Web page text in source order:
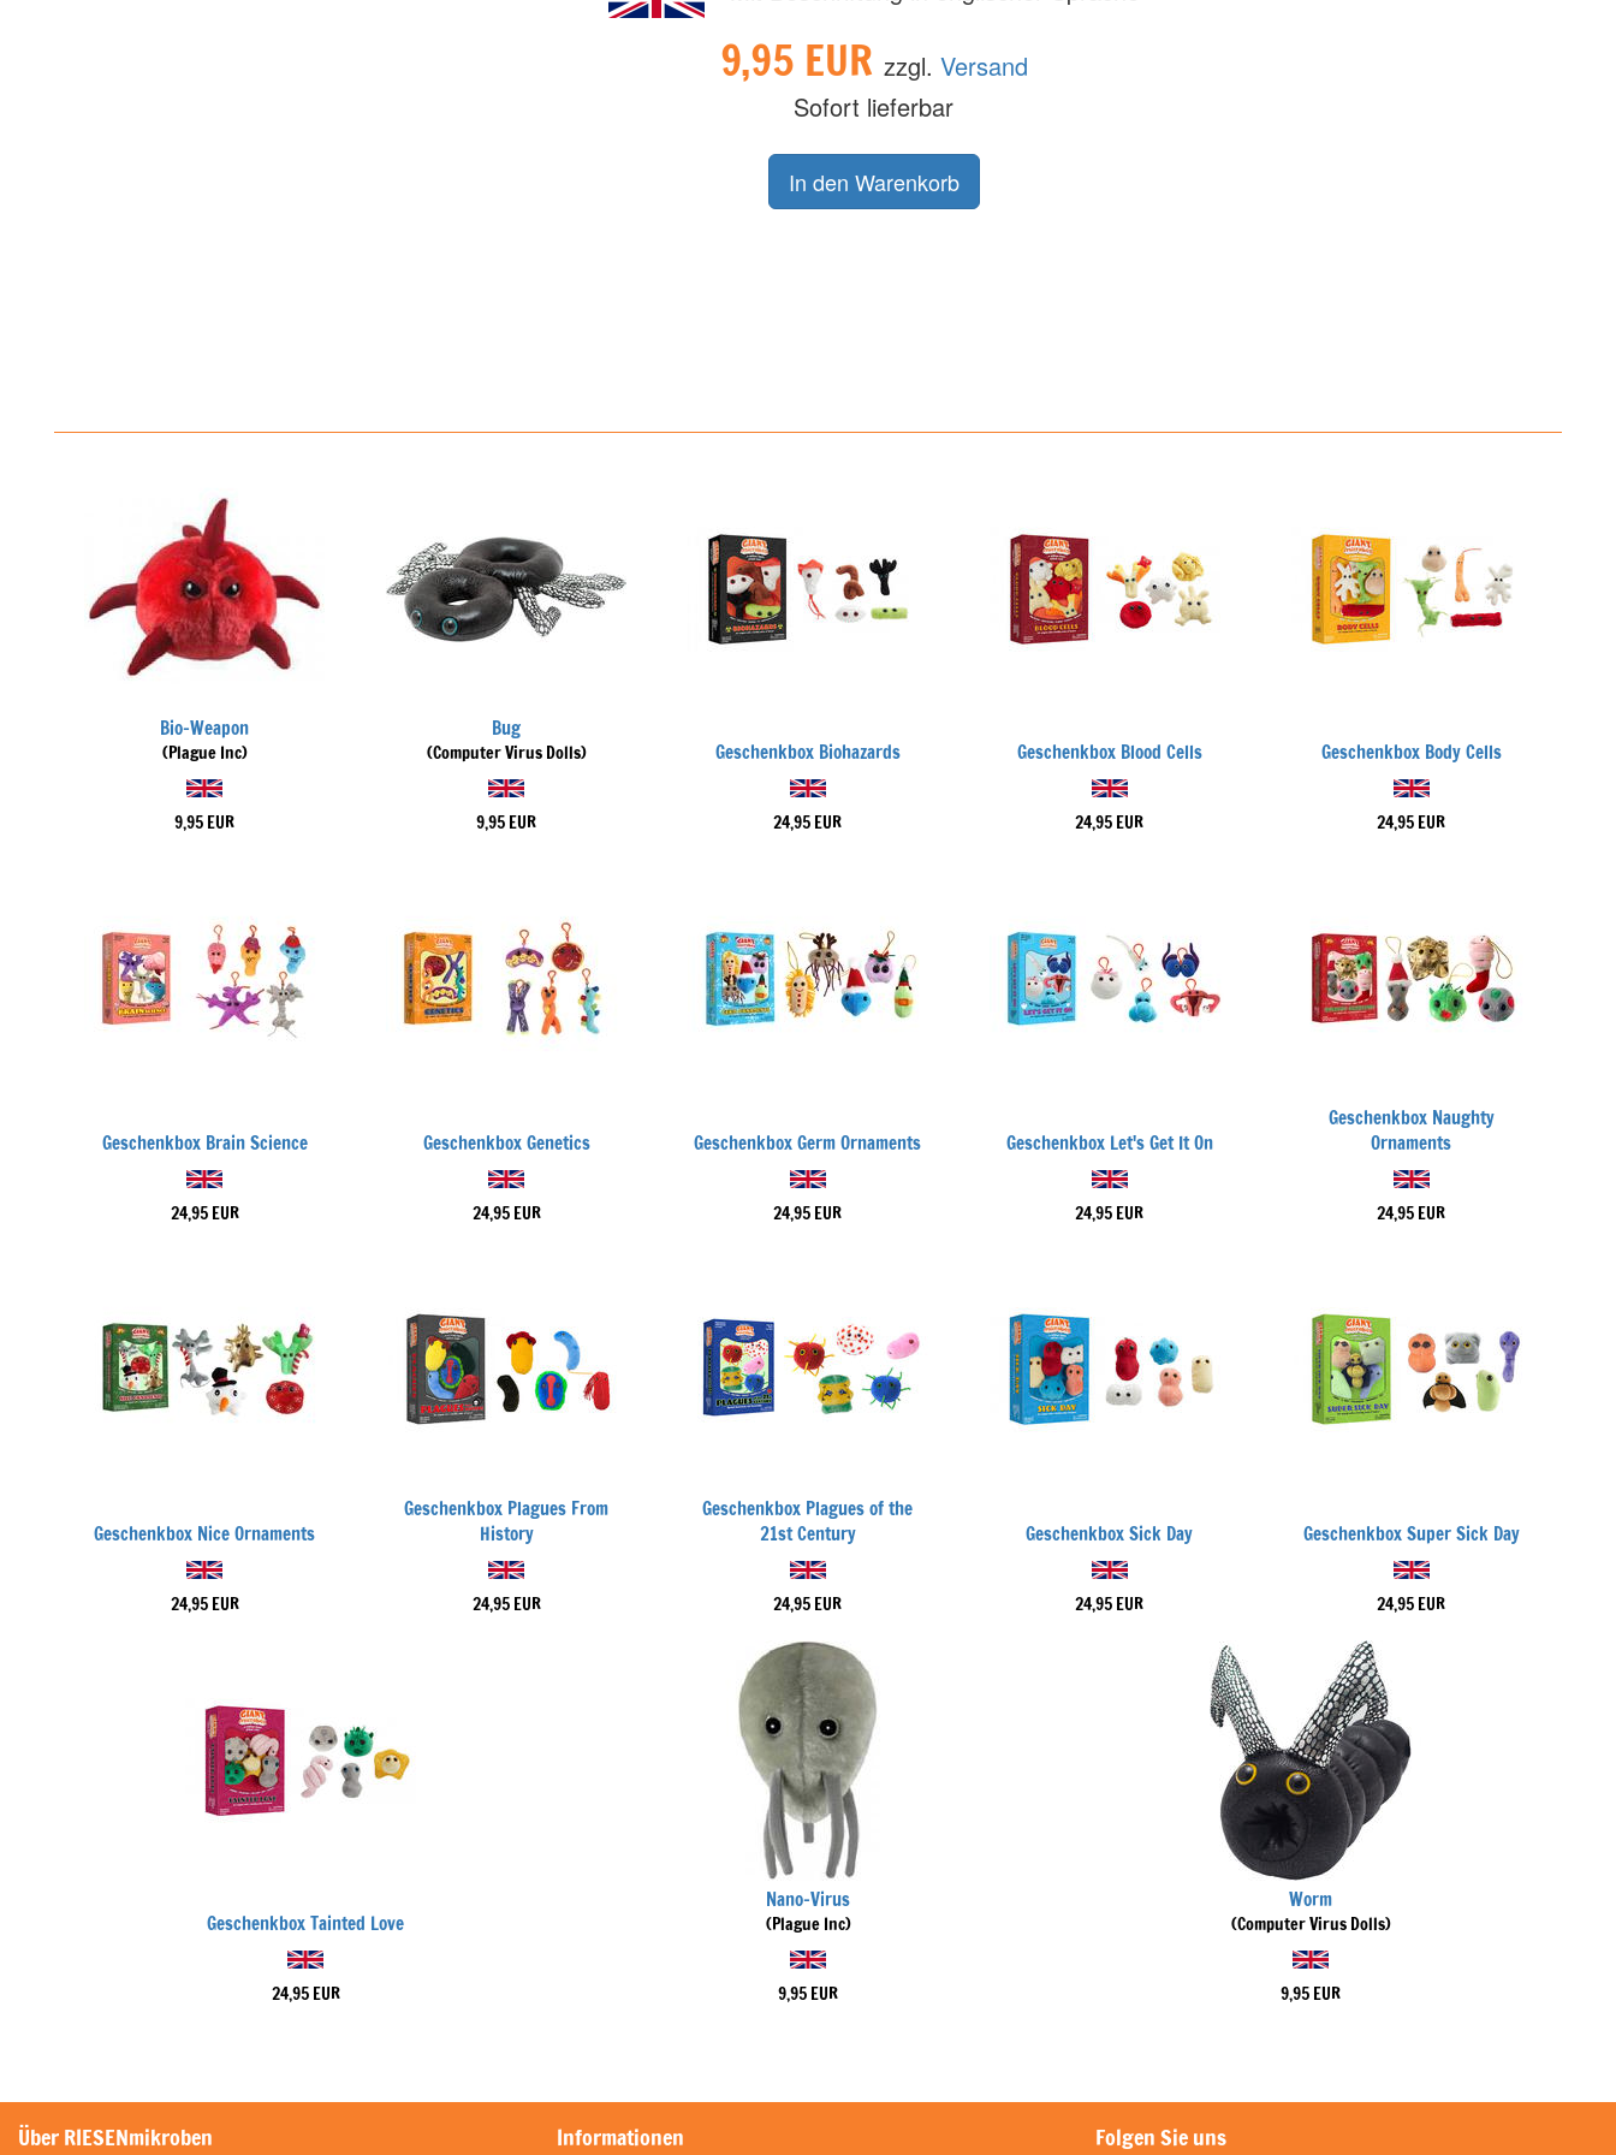
9,95 EUR zzgl. Versand
Sofort lieferbar
Bio-Weapon
(Plague Inc)
9,95 EUR
Bug
(Computer Virus Dolls)
9,95 EUR
Geschenkbox Biohazards
24,95 EUR
Geschenkbox Blood Cells
24,95 EUR
Geschenkbox Body Cells
24,95 EUR
Geschenkbox Brain Science
24,95 EUR
Geschenkbox Genetics
24,95 EUR
Geschenkbox Germ Ornaments
24,95 EUR
Geschenkbox Let's Get It On
24,95 EUR
Geschenkbox Naughty
Ornaments
24,95 EUR
Geschenkbox Nice Ornaments
24,95 EUR
Geschenkbox Plagues From
History
24,95 EUR
Geschenkbox Plagues of the
21st Century
24,95 EUR
Geschenkbox Sick Day
24,95 EUR
Geschenkbox Super Sick Day
24,95 EUR
Geschenkbox Tainted Love
24,95 EUR
Nano-Virus
(Plague Inc)
9,95 EUR
Worm
(Computer Virus Dolls)
9,95 EUR
Über RIESENmikroben Informationen Folgen Sie uns